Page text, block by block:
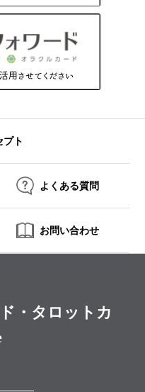
プト
よくある質問
お問い合わせ
・タロットカ